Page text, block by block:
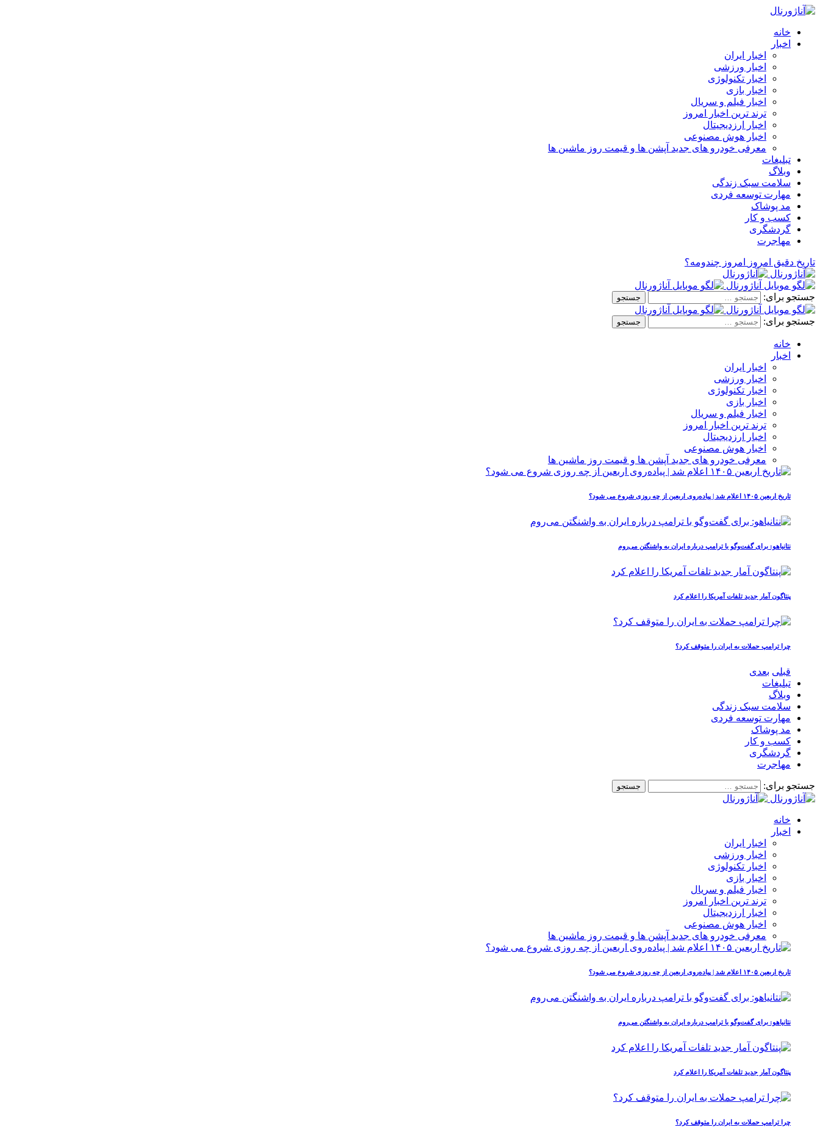
خانه
اخبار
اخبار ایران
اخبار ورزشی
اخبار تکنولوژی
اخبار بازی
اخبار فیلم و سریال
ترند ترین اخبار امروز
اخبار ارزدیجیتال
اخبار هوش مصنوعی
معرفی خودرو های جدید آپشن‌ ها و قیمت روز ماشین‌ ها
تبلیغات
وبلاگ
سلامت سبک زندگی
مهارت توسعه فردی
مد پوشاک
کسب و کار
گردشگری
مهاجرت
تاریخ دقیق امروز امروز چندومه؟
جستجو برای:
جستجو برای:
خانه
اخبار
اخبار ایران
اخبار ورزشی
اخبار تکنولوژی
اخبار بازی
اخبار فیلم و سریال
ترند ترین اخبار امروز
اخبار ارزدیجیتال
اخبار هوش مصنوعی
معرفی خودرو های جدید آپشن‌ ها و قیمت روز ماشین‌ ها
تاریخ اربعین ۱۴۰۵ اعلام شد | پیاده‌روی اربعین از چه روزی شروع می‌ شود؟
نتانیاهو: برای گفت‌وگو با ترامپ درباره ایران به واشنگتن می‌روم
پنتاگون آمار جدید تلفات آمریکا را اعلام کرد
چرا ترامپ حملات به ایران را متوقف کرد؟
قبلی بعدی
تبلیغات
وبلاگ
سلامت سبک زندگی
مهارت توسعه فردی
مد پوشاک
کسب و کار
گردشگری
مهاجرت
جستجو برای:
خانه
اخبار
اخبار ایران
اخبار ورزشی
اخبار تکنولوژی
اخبار بازی
اخبار فیلم و سریال
ترند ترین اخبار امروز
اخبار ارزدیجیتال
اخبار هوش مصنوعی
معرفی خودرو های جدید آپشن‌ ها و قیمت روز ماشین‌ ها
تاریخ اربعین ۱۴۰۵ اعلام شد | پیاده‌روی اربعین از چه روزی شروع می‌ شود؟
نتانیاهو: برای گفت‌وگو با ترامپ درباره ایران به واشنگتن می‌روم
پنتاگون آمار جدید تلفات آمریکا را اعلام کرد
چرا ترامپ حملات به ایران را متوقف کرد؟